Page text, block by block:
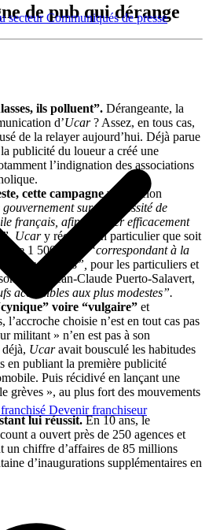
secteurCommuniqués de presse
Devenir franchiseur
de pub qui dérange
ils polluent”. Dérangeante, la
d’Ucar? Assez, en tous cas,
de la relayer aujourd’hui. Déjà parue
la publicité du loueur a créé une
l’indignation des associations
cette campagnevisait selon
sur la nécessité de
français, afin de lutter efficacement
Ucary réclame en particulier que soit
de 1 500 euros“correspondant à la
anciens”, pour les particuliers et
PDG, Jean-Claude Puerto-Salavert,
accessibles aux plus modestes”.
voire “vulgaire” et
l’accroche choisie n’est en tout cas pas
militant » n’en est pas à son
Ucaravait bousculé les habitudes
en publiant la première publicité
Puis récidivé en lançant une
grèves », au plus fort des mouvements
lui réussit.En 10 ans, le
a ouvert près de 250 agences et
un chiffre d’affaires de 85 millions
d’inaugurations supplémentaires en